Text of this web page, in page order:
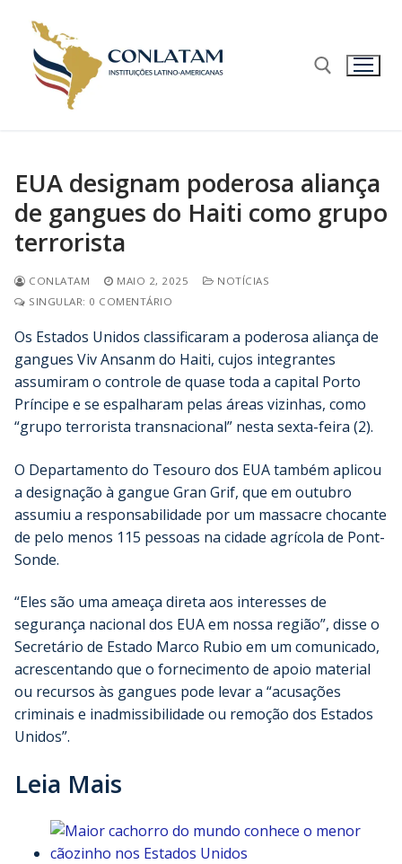
EUA designam poderosa aliança
de gangues do Haiti como grupo
terrorista
CONLATAM MAIO 2, 2025
NOTÍCIAS
SINGULAR: 0 COMENTÁRIO
Os Estados Unidos classificaram a poderosa aliança de
gangues Viv Ansanm do Haiti, cujos integrantes
assumiram o controle de quase toda a capital Porto
Príncipe e se espalharam pelas áreas vizinhas, como
“grupo terrorista transnacional” nesta sexta-feira (2).
O Departamento do Tesouro dos EUA também aplicou
a designação à gangue Gran Grif, que em outubro
assumiu a responsabilidade por um massacre chocante
de pelo menos 115 pessoas na cidade agrícola de Pont-
Sonde.
“Eles são uma ameaça direta aos interesses de
segurança nacional dos EUA em nossa região”, disse o
Secretário de Estado Marco Rubio em um comunicado,
acrescentando que o fornecimento de apoio material
ou recursos às gangues pode levar a “acusações
criminais e inadmissibilidade ou remoção dos Estados
Unidos”.
Leia Mais